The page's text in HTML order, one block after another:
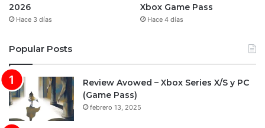
2026
Hace 3 días
Xbox Game Pass
Hace 4 días
Popular Posts
Review Avowed – Xbox Series X/S y PC
(Game Pass)
febrero 13, 2025